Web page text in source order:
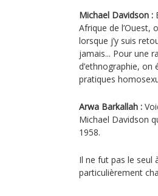
Michael Davidson :
Afrique de l’Ouest,
lorsque j’y suis
jamais... Pour une
d’ethnographie,
pratiques
Arwa Barkallah :
Michael Davidson
1958.
Il ne fut pas le seul
particulièrement